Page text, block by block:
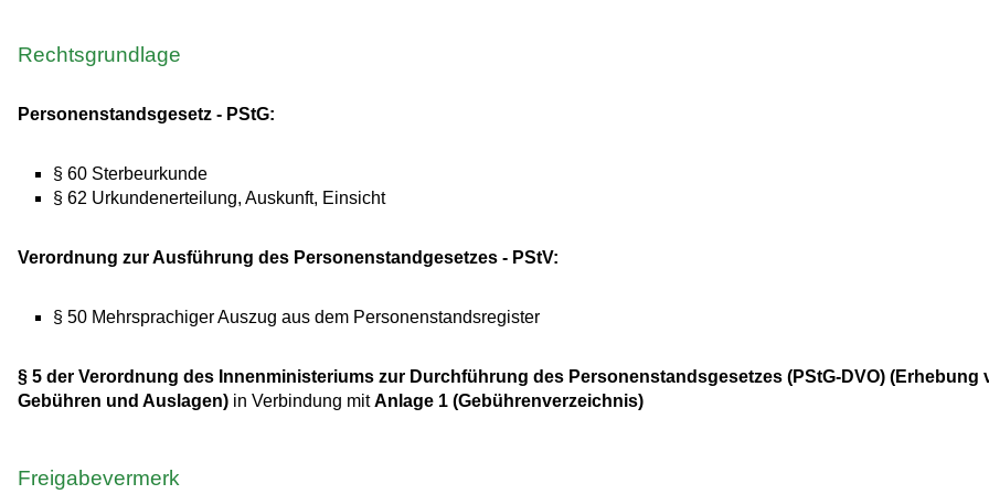
Rechtsgrundlage
Personenstandsgesetz - PStG:
§ 60 Sterbeurkunde
§ 62 Urkundenerteilung, Auskunft, Einsicht
Verordnung zur Ausführung des Personenstandgesetzes - PStV:
§ 50 Mehrsprachiger Auszug aus dem Personenstandsregister
§ 5 der Verordnung des Innenministeriums zur Durchführung des Personenstandsgesetzes (PStG-DVO) (Erhebung
Gebühren und Auslagen) in Verbindung mitAnlage 1 (Gebührenverzeichnis)
Freigabevermerk